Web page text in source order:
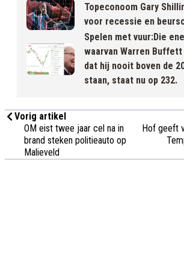
Topeconoom Gary
voor recessie en
Spelen met vuur:Die
waarvan Warren
dat hij nooit boven de
staan, staat nu op 232.
Vorig artikel
OM eist twee jaar cel na in
brand steken politieauto op
Malieveld
Hof geeft